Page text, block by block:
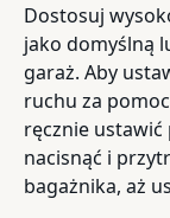
Dostosuj
jako domyślną
garaż. Aby
ruchu za
ręcznie
nacisnąć i
bagażnika, aż